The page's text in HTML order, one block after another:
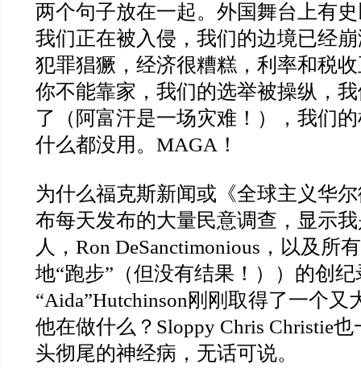
两个句子放在一起。外国舞台上有
我们正在被入侵，我们的边境已经
犯罪猖獗，经济很糟糕，利率和税
你不能靠家，我们的选举被操纵，
了（阿富汗是一场灾难！），我们
什么都没用。 MAGA ！
为什么福克斯新闻或《全球主义华
布每天发布的大量民意调查，显示
人， Ron DeSanctimonious ，以及所
地“跑步” （但没有结果！））的创
“Aida”Hutchinson刚刚取得了一个又
他在做什么？ Sloppy Chris Christie也
头彻尾的神经病，无话可说。